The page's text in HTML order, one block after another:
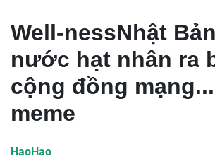
Well-nessNhật
nước hạt nhân ra
cộng đồng
meme
HaoHao